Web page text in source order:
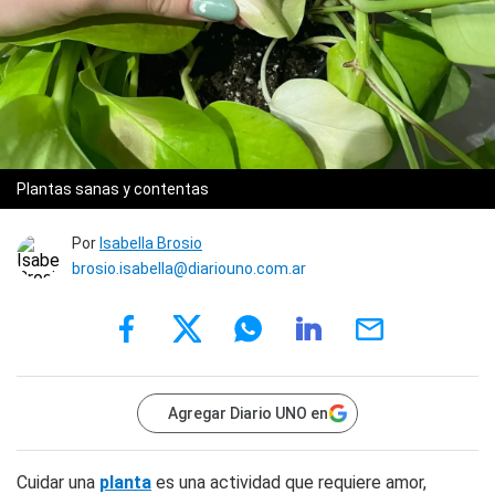
Plantas sanas y contentas
PorIsabella Brosio
brosio.isabella@diariouno.com.ar
Agregar Diario UNO en
Cuidar una planta es una actividad que requiere amor,